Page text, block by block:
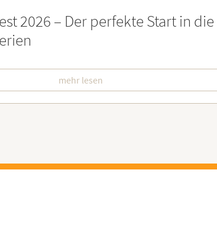
zu Ehren besonders engagierter
mehr lesen